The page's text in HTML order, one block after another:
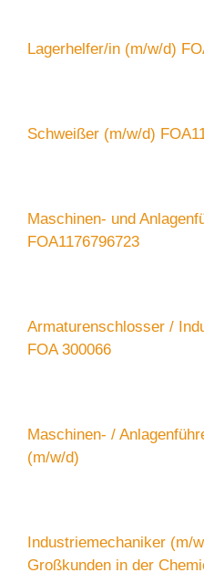
Lagerhelfer/in (m/w/d)
Schweißer (m/w/d)
Maschinen- und
FOA1176796723
Armaturenschlosser /
FOA 300066
Maschinen- /
(m/w/d)
Industriemechaniker (m/
Großkunden in der